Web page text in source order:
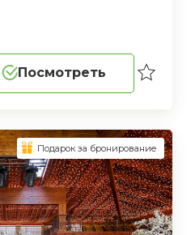
Посмотреть
Подарок за бронирование